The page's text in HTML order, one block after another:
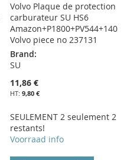
Volvo Plaque de protection
carburateur SU HS6
Amazon+P1800+PV544+140
Volvo piece no 237131
Brand:
SU
11,86 €
9,80 €
SEULEMENT 2 seulement 2
restants!
Voorraad info